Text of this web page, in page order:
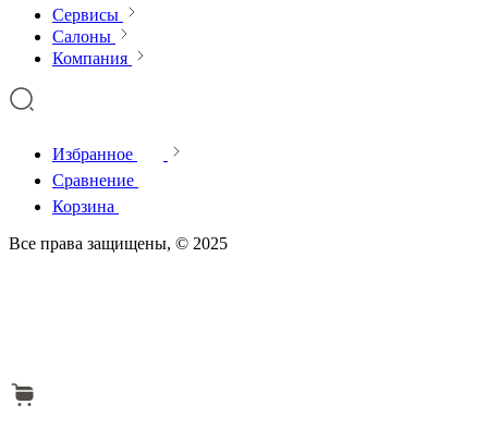
Сервисы
Салоны
Компания
Избранное
Сравнение
Корзина
Все права защищены, © 2025